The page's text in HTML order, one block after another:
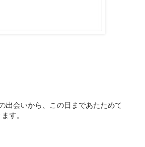
出会いから、この日まであたためて
す。